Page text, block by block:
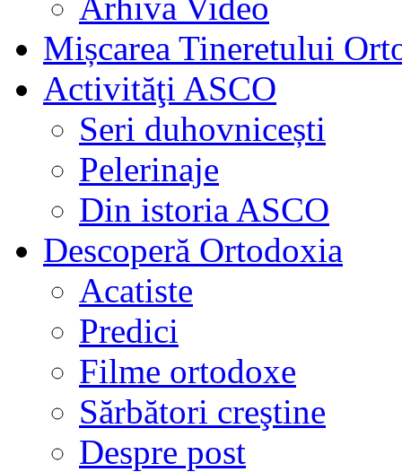
Mișcarea Tineretului
Activităţi ASCO
Seri duhovnicești
Pelerinaje
Din istoria ASCO
Descoperă Ortodoxia
Acatiste
Predici
Filme ortodoxe
Sărbători creştine
Despre post